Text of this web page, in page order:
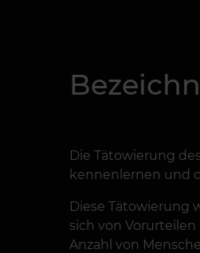
Die Tätowierung
kennenlernen und
Diese Tätowierung
sich von
Anzahl von